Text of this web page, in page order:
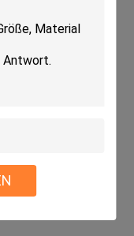
hergestellt: Haupt-
Milchrohr,
messender
messender
der mit dem
ununterbrochen